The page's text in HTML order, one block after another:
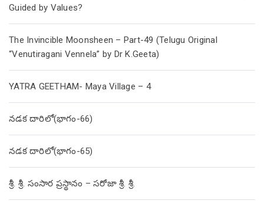
Guided by Values?
The Invincible Moonsheen – Part-49 (Telugu Original
“Venutiragani Vennela” by Dr K.Geeta)
YATRA GEETHAM- Maya Village – 4
నడక దారిలో(భాగం-66)
నడక దారిలో(భాగం-65)
శ్రీ. శ్రీ. సంసార ప్రస్థానం – సరోజా శ్రీ. శ్రీ.